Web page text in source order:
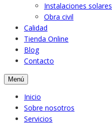
Instalaciones solares
Obra civil
Calidad
Tienda Online
Blog
Contacto
Menú
Inicio
Sobre nosotros
Servicios